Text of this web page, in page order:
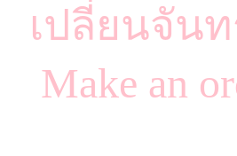
เปลี่ยนจัน
Make an